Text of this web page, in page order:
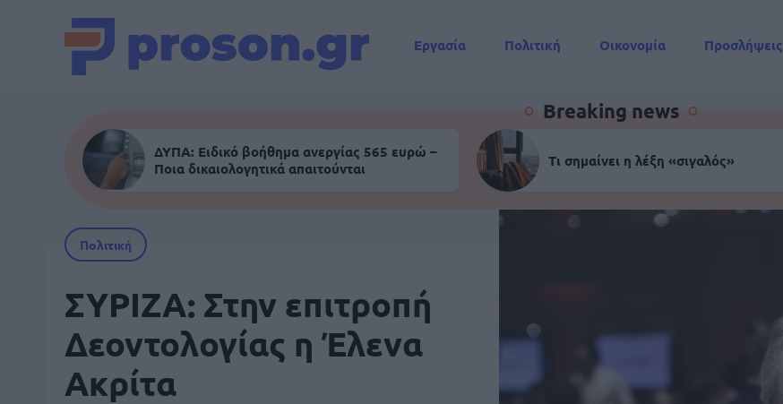
Εργασία Πολιτική Οικονομία Προσλήψεις
Breaking news
ΔΥΠΑ: Ειδικό βοήθημα ανεργίας 565 ευρώ –
Ποια δικαιολογητικά απαιτούνται
Τι σημαίνει η λέξη «σιγαλός»
Πολιτική
ΣΥΡΙΖΑ: Στην επιτροπή
Δεοντολογίας η Έλενα
Ακρίτα